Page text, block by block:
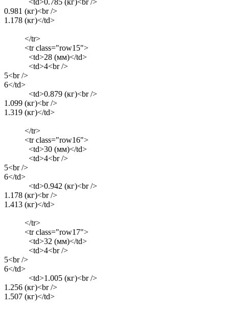
<td>0.785 (кг)<br />
0.981 (кг)<br />
1.178 (кг)</td>
</tr>
<tr class="row15">
<td>28 (мм)</td>
<td>4<br />
5<br />
6</td>
<td>0.879 (кг)<br />
1.099 (кг)<br />
1.319 (кг)</td>
</tr>
<tr class="row16">
<td>30 (мм)</td>
<td>4<br />
5<br />
6</td>
<td>0.942 (кг)<br />
1.178 (кг)<br />
1.413 (кг)</td>
</tr>
<tr class="row17">
<td>32 (мм)</td>
<td>4<br />
5<br />
6</td>
<td>1.005 (кг)<br />
1.256 (кг)<br />
1.507 (кг)</td>